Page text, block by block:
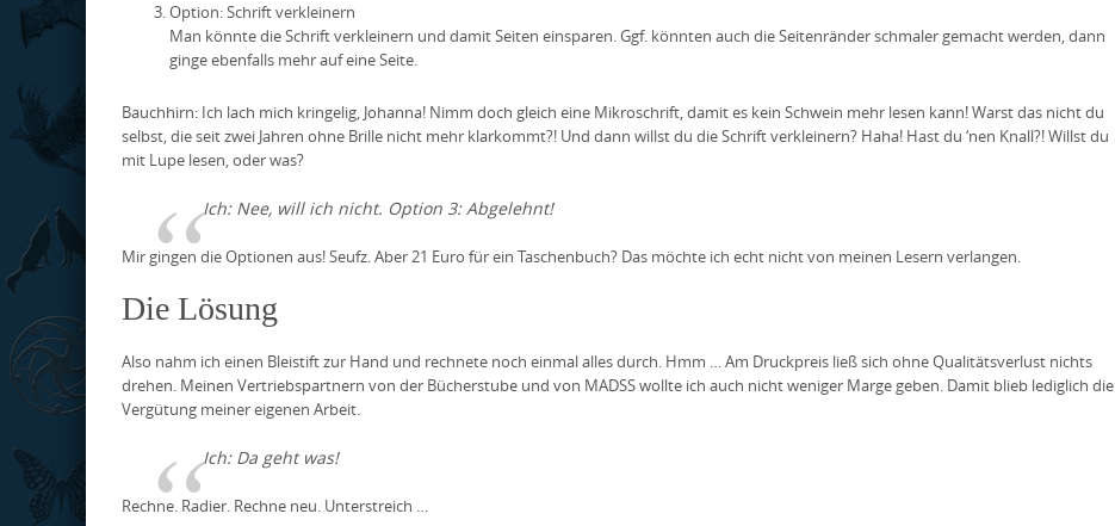
Option: Schrift verkleinern
Man könnte die Schrift verkleinern und damit Seiten einsparen. Ggf. könnten auch die Seitenränder schmaler gemacht werden, dann
ginge ebenfalls mehr auf eine Seite.
Bauchhirn: Ich lach mich kringelig, Johanna! Nimm doch gleich eine Mikroschrift, damit es kein Schwein mehr lesen kann! Warst das nicht du
selbst, die seit zwei Jahren ohne Brille nicht mehr klarkommt?! Und dann willst du die Schrift verkleinern? Haha! Hast du ‘nen Knall?! Willst du
mit Lupe lesen, oder was?
Ich: Nee, will ich nicht. Option 3: Abgelehnt!
Mir gingen die Optionen aus! Seufz. Aber 21 Euro für ein Taschenbuch? Das möchte ich echt nicht von meinen Lesern verlangen.
Die Lösung
Also nahm ich einen Bleistift zur Hand und rechnete noch einmal alles durch. Hmm … Am Druckpreis ließ sich ohne Qualitätsverlust nichts
drehen. Meinen Vertriebspartnern von der Bücherstube und von MADSS wollte ich auch nicht weniger Marge geben. Damit blieb lediglich die
Vergütung meiner eigenen Arbeit.
Ich: Da geht was!
Rechne. Radier. Rechne neu. Unterstreich …